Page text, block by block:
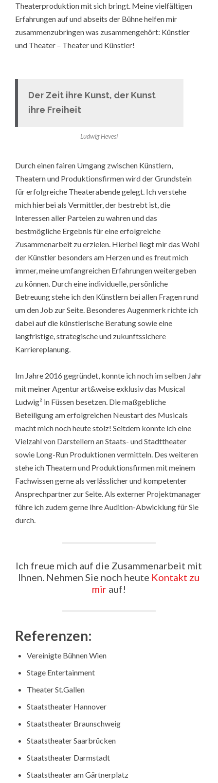
Theaterproduktion mit sich bringt. Meine vielfältigen
Erfahrungen auf und abseits der Bühne helfen mir
zusammenzubringen was zusammengehört: Künstler
und Theater – Theater und Künstler!
Der Zeit ihre Kunst, der Kunst
ihre Freiheit
Ludwig Hevesi
Durch einen fairen Umgang zwischen Künstlern,
Theatern und Produktionsfirmen wird der Grundstein
für erfolgreiche Theaterabende gelegt. Ich verstehe
mich hierbei als Vermittler, der bestrebt ist, die
Interessen aller Parteien zu wahren und das
bestmögliche Ergebnis für eine erfolgreiche
Zusammenarbeit zu erzielen. Hierbei liegt mir das Wohl
der Künstler besonders am Herzen und es freut mich
immer, meine umfangreichen Erfahrungen weitergeben
zu können. Durch eine individuelle, persönliche
Betreuung stehe ich den Künstlern bei allen Fragen rund
um den Job zur Seite. Besonderes Augenmerk richte ich
dabei auf die künstlerische Beratung sowie eine
langfristige, strategische und zukunftssichere
Karriereplanung.
Im Jahre 2016 gegründet, konnte ich noch im selben Jahr
mit meiner Agentur art&weise exklusiv das Musical
Ludwig² in Füssen besetzen. Die maßgebliche
Beteiligung am erfolgreichen Neustart des Musicals
macht mich noch heute stolz! Seitdem konnte ich eine
Vielzahl von Darstellern an Staats- und Stadttheater
sowie Long-Run Produktionen vermitteln. Des weiteren
stehe ich Theatern und Produktionsfirmen mit meinem
Fachwissen gerne als verlässlicher und kompetenter
Ansprechpartner zur Seite. Als externer Projektmanager
führe ich zudem gerne Ihre Audition-Abwicklung für Sie
durch.
Ich freue mich auf die Zusammenarbeit mit
Ihnen. Nehmen Sie noch heute Kontakt zu
mirauf!
Referenzen:
Vereinigte Bühnen Wien
Stage Entertainment
Theater St.Gallen
Staatstheater Hannover
Staatstheater Braunschweig
Staatstheater Saarbrücken
Staatstheater Darmstadt
Staatstheater am Gärtnerplatz